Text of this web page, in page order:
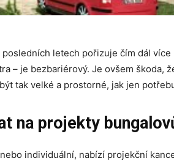
posledních letech pořizuje čím dál
– je bezbariérový. Je ovšem škoda,
tak velké a prostorné, jak jen
na projekty
individuální, nabízí projekční